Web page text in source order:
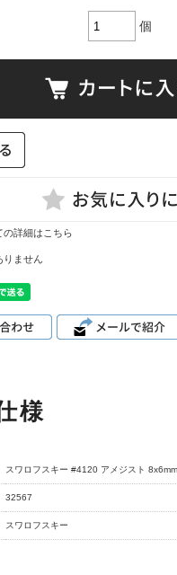
個
の詳細はこちら
りません
様
スワロフスキー #4120 アメジスト
32567
スワロフスキー